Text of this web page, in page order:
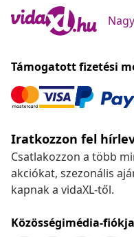
Támogatott fizetési
Iratkozzon fel
Csatlakozzon a több
akciókat, szezonális
kapnak a vidaXL-től.
Közösségimédia-